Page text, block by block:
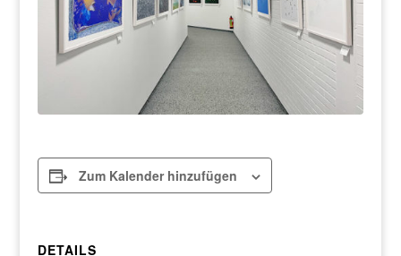
Zum Kalender hinzufügen
DETAILS